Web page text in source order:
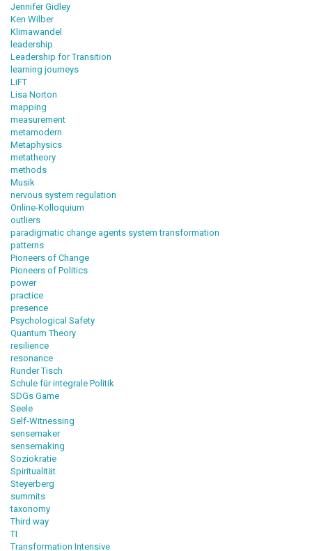
Jennifer Gidley
Ken Wilber
Klimawandel
leadership
Leadership for Transition
learning journeys
LiFT
Lisa Norton
mapping
measurement
metamodern
Metaphysics
metatheory
methods
Musik
nervous system regulation
Online-Kolloquium
outliers
paradigmatic change agents system transformation
patterns
Pioneers of Change
Pioneers of Politics
power
practice
presence
Psychological Safety
Quantum Theory
resilience
resonance
Runder Tisch
Schule für integrale Politik
SDGs Game
Seele
Self-Witnessing
sensemaker
sensemaking
Soziokratie
Spiritualität
Steyerberg
summits
taxonomy
Third way
TI
Transformation Intensive